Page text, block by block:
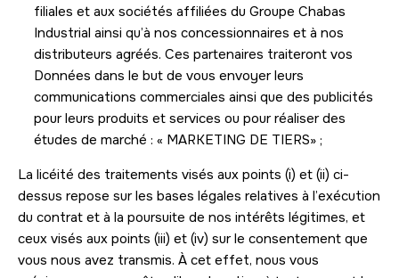
filiales et aux sociétés affiliées du Groupe Chabas
Industrial ainsi qu’à nos concessionnaires et à nos
distributeurs agréés. Ces partenaires traiteront vos
Données dans le but de vous envoyer leurs
communications commerciales ainsi que des publicités
pour leurs produits et services ou pour réaliser des
études de marché : « MARKETING DE TIERS» ;
La licéité des traitements visés aux points (i) et (ii) ci-
dessus repose sur les bases légales relatives à l’exécution
du contrat et à la poursuite de nos intérêts légitimes, et
ceux visés aux points (iii) et (iv) sur le consentement que
vous nous avez transmis. À cet effet, nous vous